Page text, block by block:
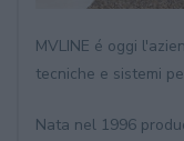
MVLINE é oggi
tecniche e sistemi
Nata nel 1996